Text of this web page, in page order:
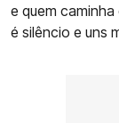
e quem
é silêncio e uns